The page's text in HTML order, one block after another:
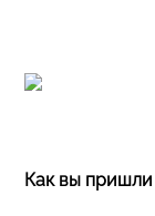
Как вы пришли